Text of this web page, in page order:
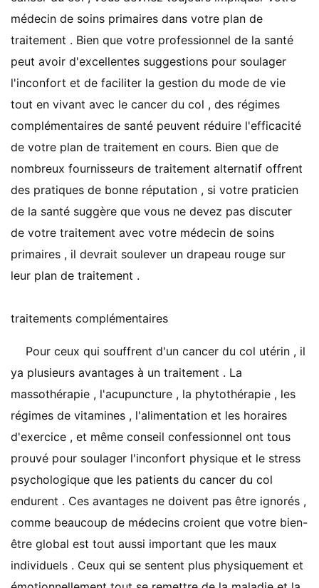
médecin de soins primaires dans votre plan de
traitement . Bien que votre professionnel de la santé
peut avoir d'excellentes suggestions pour soulager
l'inconfort et de faciliter la gestion du mode de vie
tout en vivant avec le cancer du col , des régimes
complémentaires de santé peuvent réduire l'efficacité
de votre plan de traitement en cours. Bien que de
nombreux fournisseurs de traitement alternatif offrent
des pratiques de bonne réputation , si votre praticien
de la santé suggère que vous ne devez pas discuter
de votre traitement avec votre médecin de soins
primaires , il devrait soulever un drapeau rouge sur
leur plan de traitement .
traitements complémentaires
Pour ceux qui souffrent d'un cancer du col utérin , il
ya plusieurs avantages à un traitement . La
massothérapie , l'acupuncture , la phytothérapie , les
régimes de vitamines , l'alimentation et les horaires
d'exercice , et même conseil confessionnel ont tous
prouvé pour soulager l'inconfort physique et le stress
psychologique que les patients du cancer du col
endurent . Ces avantages ne doivent pas être ignorés ,
comme beaucoup de médecins croient que votre bien-
être global est tout aussi important que les maux
individuels . Ceux qui se sentent plus physiquement et